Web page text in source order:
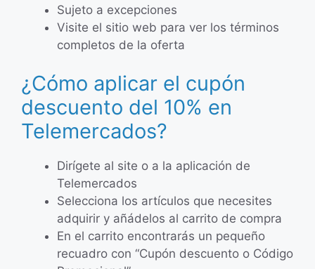
Sujeto a excepciones
Visite el sitio web para ver los términos
completos de la oferta
¿Cómo aplicar el cupón
descuento del 10% en
Telemercados?
Dirígete al site o a la aplicación de
Telemercados
Selecciona los artículos que necesites
adquirir y añádelos al carrito de compra
En el carrito encontrarás un pequeño
recuadro con “Cupón descuento o Código